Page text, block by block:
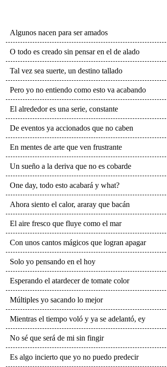
Algunos nacen para ser amados
O todo es creado sin pensar en el de alado
Tal vez sea suerte, un destino tallado
Pero yo no entiendo como esto va acabando
El alrededor es una serie, constante
De eventos ya accionados que no caben
En mentes de arte que ven frustrante
Un sueño a la deriva que no es cobarde
One day, todo esto acabará y what?
Ahora siento el calor, araray que bacán
El aire fresco que fluye como el mar
Con unos cantos mágicos que logran apagar
Solo yo pensando en el hoy
Esperando el atardecer de tomate color
Múltiples yo sacando lo mejor
Mientras el tiempo voló y ya se adelantó, ey
No sé que será de mi sin fingir
Es algo incierto que yo no puedo predecir